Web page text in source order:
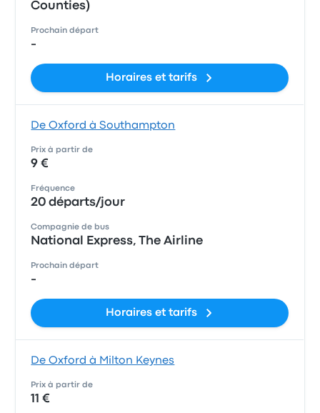
Counties)
Prochain départ
-
Horaires et tarifs
De Oxford à Southampton
Prix à partir de
9 €
Fréquence
20 départs/jour
Compagnie de bus
National Express, The Airline
Prochain départ
-
Horaires et tarifs
De Oxford à Milton Keynes
Prix à partir de
11 €